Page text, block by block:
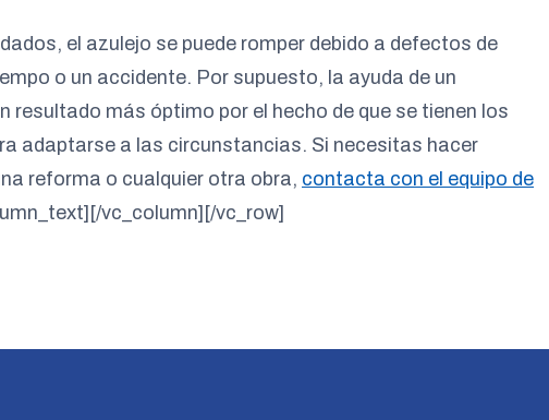
el azulejo se puede romper debido a defectos de
o un accidente. Por supuesto, la ayuda de un
resultado más óptimo por el hecho de que se tienen los
adaptarse a las circunstancias. Si necesitas hacer
reforma o cualquier otra obra, contacta con el equipo de
vc_column][/vc_row]